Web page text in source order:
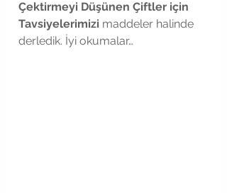
Çektirmeyi Düşünen Çiftler için
Tavsiyelerimizi maddeler halinde
derledik. İyi okumalar…